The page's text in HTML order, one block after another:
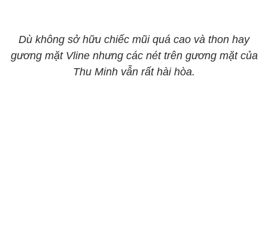
Dù không sở hữu chiếc mũi quá cao và thon hay
gương mặt Vline nhưng các nét trên gương mặt của
Thu Minh vẫn rất hài hòa.